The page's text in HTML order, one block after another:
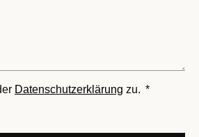
Datenschutzerklärung zu.